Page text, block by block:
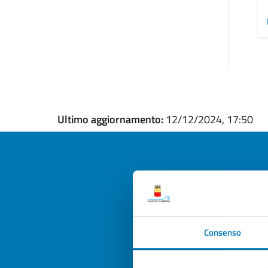
Consenso
Ultimo aggiornamento: 12/12/2024, 17:50
Valuta la